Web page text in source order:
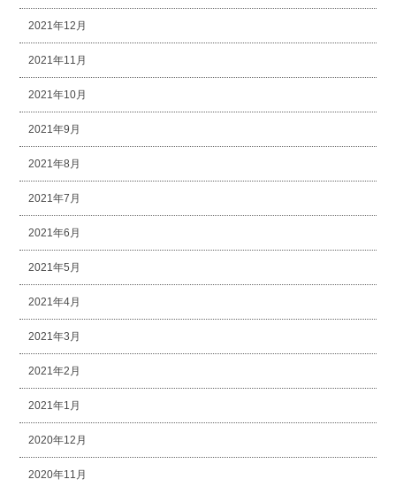
2021年12月
2021年11月
2021年10月
2021年9月
2021年8月
2021年7月
2021年6月
2021年5月
2021年4月
2021年3月
2021年2月
2021年1月
2020年12月
2020年11月